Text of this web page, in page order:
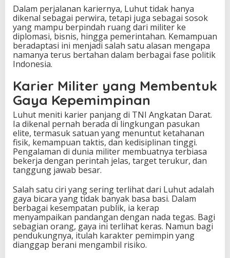
t
K
e
k
u
a
a
n
Dalam perjalanan kariernya, Luhut tidak hanya
dikenal sebagai perwira, tetapi juga sebagai sosok
yang mampu berpindah ruang dari militer ke
diplomasi, bisnis, hingga pemerintahan. Kemampuan
beradaptasi ini menjadi salah satu alasan mengapa
namanya terus bertahan dalam berbagai fase politik
Indonesia.
Karier Militer yang Membentuk
Gaya Kepemimpinan
Luhut meniti karier panjang di TNI Angkatan Darat.
Ia dikenal pernah berada di lingkungan pasukan
elite, termasuk satuan yang menuntut ketahanan
fisik, kemampuan taktis, dan kedisiplinan tinggi.
Pengalaman di dunia militer membuatnya terbiasa
bekerja dengan perintah jelas, target terukur, dan
tanggung jawab besar.
Salah satu ciri yang sering terlihat dari Luhut adalah
gaya bicara yang tidak banyak basa basi. Dalam
berbagai kesempatan publik, ia kerap
menyampaikan pandangan dengan nada tegas. Bagi
sebagian orang, gaya ini terlihat keras. Namun bagi
pendukungnya, itulah karakter pemimpin yang
dianggap berani mengambil risiko.